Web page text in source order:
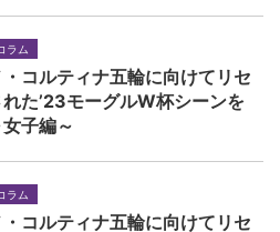
ラム
・コルティナ五輪に向けてリセ
れた’23モーグルW杯シーンを
子編～
ラム
・コルティナ五輪に向けてリセ